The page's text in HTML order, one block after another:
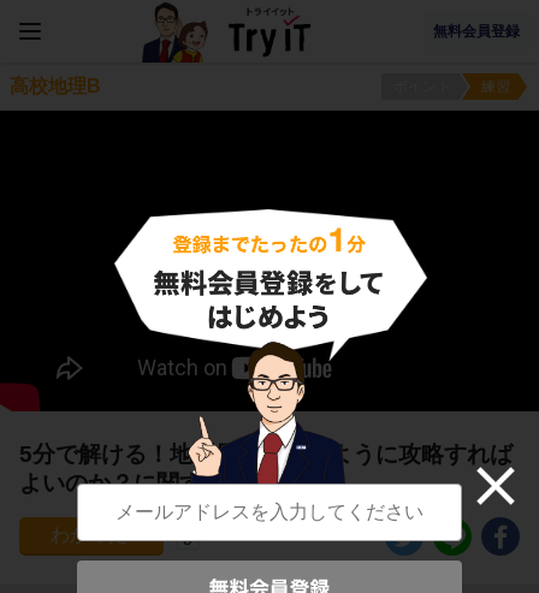
無料会員登録
高校地理B 練習
5分で解ける！地理用語をどのように攻略すれば
よいのか？に関する問題
5